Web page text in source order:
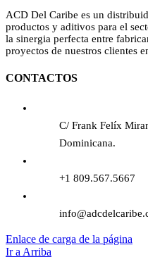
ACD Del Caribe es un
productos y aditivos para el
la sinergia perfecta entre
proyectos de nuestros clientes
CONTACTOS
C/ Frank Felíx
Dominicana.
+1 809.567.5667
Enlace de carga de la página
Ir a Arriba